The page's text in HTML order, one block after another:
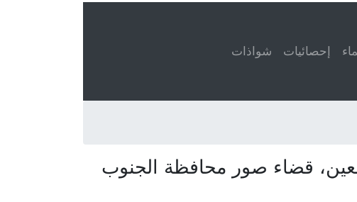
إحصائيات شواذات
قضاء صور محافظة الجنوب